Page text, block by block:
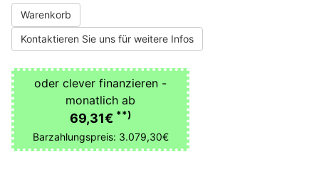
Warenkorb
Kontaktieren Sie uns für weitere Infos
oder clever finanzieren -
monatlich ab
69,31€ **)
Barzahlungspreis: 3.079,30€